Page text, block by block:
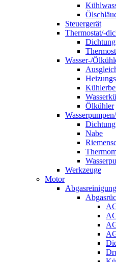
Steuergerät
Thermostat/-
Dichtung
Wasser-/
Ölkühler
Dichtung
Nabe
Werkzeuge
Motor
Abgasreinigung